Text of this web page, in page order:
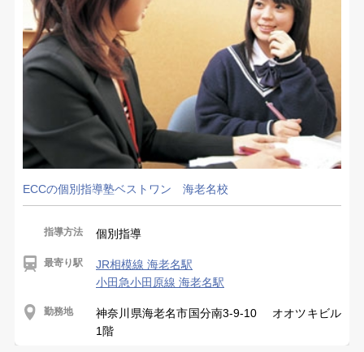
ECCの個別指導塾ベストワン 海老名校
指導方法 個別指導
最寄り駅
JR相模線 海老名駅
小田急小田原線 海老名駅
勤務地
神奈川県海老名市国分南3-9-10 オオツキビル
1階